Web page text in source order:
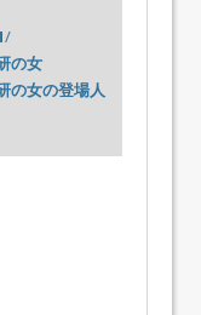
/
の女
の女の登場人